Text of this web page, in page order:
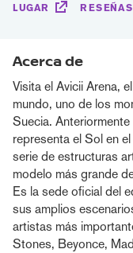
LUGAR RESEÑAS
Acerca de
Visita el Avicii Arena,
mundo, uno de los
Suecia.
representa el Sol en
serie de estructuras
modelo más grande
Es la sede oficial del
sus amplios
artistas más
Stones, Beyonce,